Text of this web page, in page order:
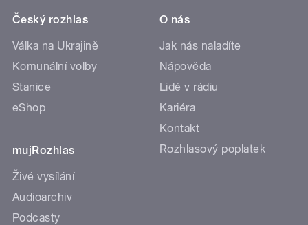
Český rozhlas
Válka na Ukrajině
Komunální volby
Stanice
eShop
mujRozhlas
Živé vysílání
Audioarchiv
Podcasty
O nás
Jak nás naladíte
Nápověda
Lidé v rádiu
Kariéra
Kontakt
Rozhlasový poplatek